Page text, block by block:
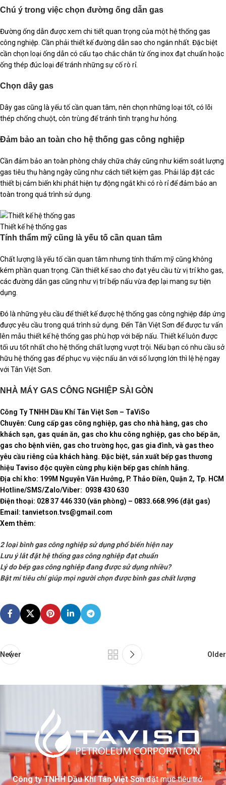
Chú ý trong việc chọn đường ống dẫn gas
Đường ống dẫn được xem chi tiết quan trọng của một hệ thống gas
công nghiệp. Cần phải thiết kế đường dẫn sao cho ngắn nhất. Đặc biệt
cần chọn loại ống dẫn có cấu tạo chắc chắn từ ống inox đạt chuẩn hoặc
ống thép đúc loại để tránh những sự cố rò rỉ.
Chọn dây gas
Dây gas cũng là yếu tố cần quan tâm, nên chọn những loại tốt, có lõi
thép chống chuột, côn trùng để tránh tình trạng hư hỏng.
Đảm bảo an toàn cho hệ thống gas công nghiệp
Cần đảm bảo an toàn phòng cháy chữa cháy cũng như kiểm soát lượng
gas tiêu thụ hàng ngày cũng như cách tiết kiệm gas. Phải lắp đặt các
thiết bị cảm biến khi phát hiện tự động ngắt khi có rò rỉ để đảm bảo an
toàn trong quá trình sử dụng.
Thiết kế hệ thống gas
Tính thẩm mỹ cũng là yếu tố cần quan tâm
Chất lượng là yếu tố cần quan tâm nhưng tính thẩm mỹ cũng không
kém phần quan trọng. Cần thiết kế sao cho đạt yêu cầu từ vị trí kho gas,
các đường dẫn gas cũng như vị trí bếp nấu vừa đẹp lại mang sự tiện
dụng.
Đó là những yêu cầu để thiết kế được hệ thống gas công nghiệp đáp ứng
được yêu cầu trong quá trình sử dụng. Đến Tân Việt Sơn để được tư vấn
lên mẫu thiết kế hệ thống gas phù hợp với bếp nấu. Thiết kế luôn được
tối ưu tốt nhất cho hệ thống chất lượng vượt trội. Nếu bạn có nhu cầu sở
hữu hệ thống gas để phục vụ việc nấu ăn với số lượng lớn thì lệ hệ ngay
với Tân Việt Sơn.
NHÀ MÁY GAS CÔNG NGHIỆP SÀI GÒN
Công Ty TNHH Dầu Khí Tân Việt Sơn – TaViSo
Chuyên: Cung cấp gas công nghiệp, gas cho nhà hàng, gas cho
khách sạn, gas quán ăn, gas cho khu công nghiệp, gas cho bếp ăn,
gas cho bệnh viên, gas cho trường học, gas gia đình, và gas theo
yêu cầu riêng của khách hàng. Đặc biệt, sản xuất bếp gas thương
hiệu Taviso độc quyền cùng phụ kiện bếp gas chính hãng.
Địa chỉ kho: 199M Nguyễn Văn Hưởng, P. Thảo Điền, Quận 2, Tp. HCM
Hotline/SMS/Zalo/Viber: 0938 430 630
Điện thoại: 028 37 446 330 (văn phòng) – 0833.668.996 (đặt gas)
Email: tanvietson.tvs@gmail.com
Xem thêm:
2 loại bình gas công nghiệp sử dụng phổ biến hiện nay
Lưu ý lắt đặt hệ thống gas công nghiệp đạt chuẩn
Lý do bếp gas công nghiệp đang được sử dụng nhiều?
Bật mí tiêu chí giúp mọi người chọn được bình gas chất lượng
Newer Older
Công ty TNHH Dầu Khí Tân Việt Sơnđặt mục tiêu trở